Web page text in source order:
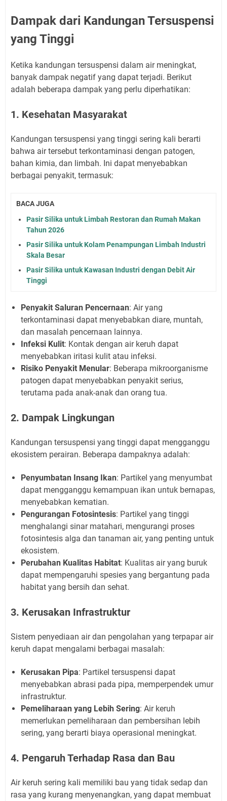
Dampak dari Kandungan Tersuspensi
yang Tinggi
Ketika kandungan tersuspensi dalam air meningkat,
banyak dampak negatif yang dapat terjadi. Berikut
adalah beberapa dampak yang perlu diperhatikan:
1. Kesehatan Masyarakat
Kandungan tersuspensi yang tinggi sering kali berarti
bahwa air tersebut terkontaminasi dengan patogen,
bahan kimia, dan limbah. Ini dapat menyebabkan
berbagai penyakit, termasuk:
BACA JUGA
Pasir Silika untuk Limbah Restoran dan Rumah Makan
Tahun 2026
Pasir Silika untuk Kolam Penampungan Limbah Industri
Skala Besar
Pasir Silika untuk Kawasan Industri dengan Debit Air
Tinggi
Penyakit Saluran Pencernaan: Air yang
terkontaminasi dapat menyebabkan diare, muntah,
dan masalah pencernaan lainnya.
Infeksi Kulit: Kontak dengan air keruh dapat
menyebabkan iritasi kulit atau infeksi.
Risiko Penyakit Menular: Beberapa mikroorganisme
patogen dapat menyebabkan penyakit serius,
terutama pada anak-anak dan orang tua.
2. Dampak Lingkungan
Kandungan tersuspensi yang tinggi dapat mengganggu
ekosistem perairan. Beberapa dampaknya adalah:
Penyumbatan Insang Ikan: Partikel yang menyumbat
dapat mengganggu kemampuan ikan untuk bernapas,
menyebabkan kematian.
Pengurangan Fotosintesis: Partikel yang tinggi
menghalangi sinar matahari, mengurangi proses
fotosintesis alga dan tanaman air, yang penting untuk
ekosistem.
Perubahan Kualitas Habitat: Kualitas air yang buruk
dapat mempengaruhi spesies yang bergantung pada
habitat yang bersih dan sehat.
3. Kerusakan Infrastruktur
Sistem penyediaan air dan pengolahan yang terpapar air
keruh dapat mengalami berbagai masalah:
Kerusakan Pipa: Partikel tersuspensi dapat
menyebabkan abrasi pada pipa, memperpendek umur
infrastruktur.
Pemeliharaan yang Lebih Sering: Air keruh
memerlukan pemeliharaan dan pembersihan lebih
sering, yang berarti biaya operasional meningkat.
4. Pengaruh Terhadap Rasa dan Bau
Air keruh sering kali memiliki bau yang tidak sedap dan
rasa yang kurang menyenangkan, yang dapat membuat